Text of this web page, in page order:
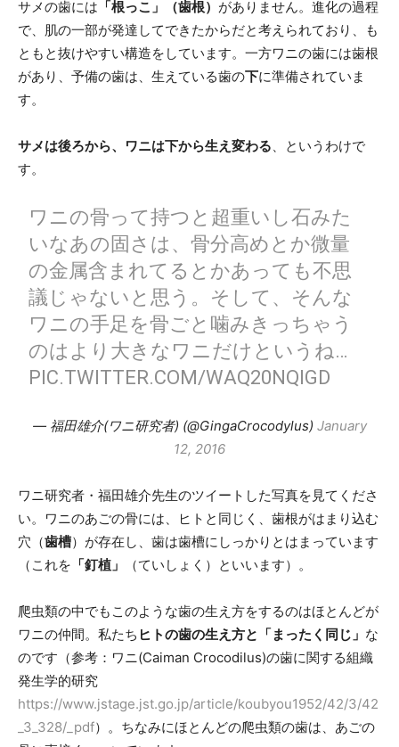
サメの歯には 「根っこ」（歯根） がありません。進化の過程
で、肌の一部が発達してできたからだと考えられており、も
ともと抜けやすい構造をしています。一方ワニの歯には歯根
があり、予備の歯は、生えている歯の下に準備されていま
す。
サメは後ろから、ワニは下から生え変わる、というわけで
す。
ワニの骨って持つと超重いし石みた
いなあの固さは、骨分高めとか微量
の金属含まれてるとかあっても不思
議じゃないと思う。そして、そんな
ワニの手足を骨ごと噛みきっちゃう
のはより大きなワニだけというね…
PIC.TWITTER.COM/WAQ20NQIGD
— 福田雄介(ワニ研究者) (@GingaCrocodylus) January
12, 2016
ワニ研究者・福田雄介先生のツイートした写真を見てくださ
い。ワニのあごの骨には、ヒトと同じく、歯根がはまり込む
穴（歯槽）が存在し、歯は歯槽にしっかりとはまっています
（これを 「釘植」 （ていしょく）といいます）。
爬虫類の中でもこのような歯の生え方をするのはほとんどが
ワニの仲間。私たち ヒトの歯の生え方と「まったく同じ」 な
のです（参考：ワニ(Caiman Crocodilus)の歯に関する組織
発生学的研究
https://www.jstage.jst.go.jp/article/koubyou1952/42/3/42
_3_328/_pdf）。ちなみにほとんどの爬虫類の歯は、あごの